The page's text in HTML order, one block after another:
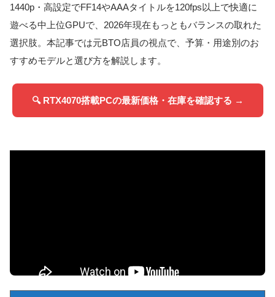
1440p・高設定でFF14やAAAタイトルを120fps以上で快適に
遊べる中上位GPUで、2026年現在もっともバランスの取れた
選択肢。本記事では元BTO店員の視点で、予算・用途別のお
すすめモデルと選び方を解説します。
🔍 RTX4070搭載PCの最新価格・在庫を確認する →